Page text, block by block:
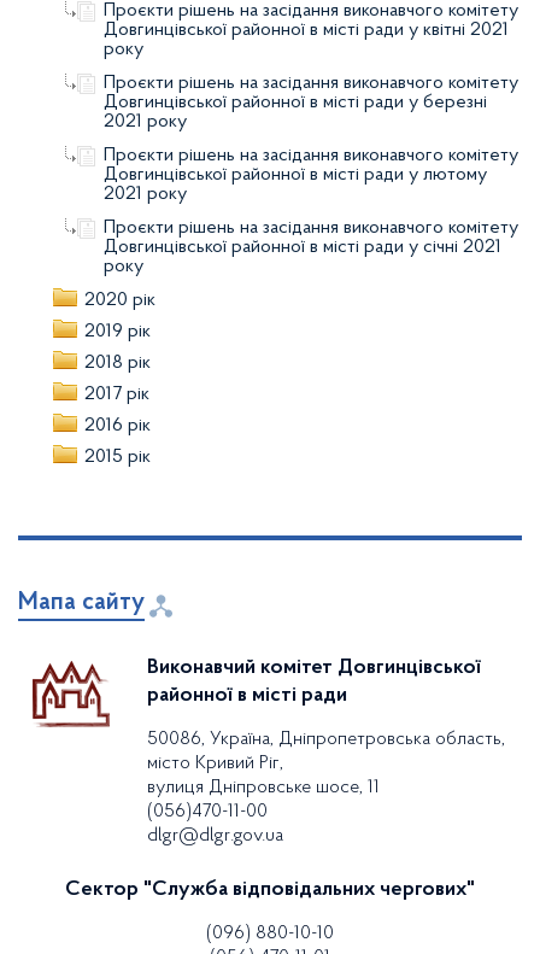
Проєкти рішень на засідання виконавчого комітету
Довгинцівської районної в місті ради у квітні 2021
року
Проєкти рішень на засідання виконавчого комітету
Довгинцівської районної в місті ради у березні
2021 року
Проєкти рішень на засідання виконавчого комітету
Довгинцівської районної в місті ради у лютому
2021 року
Проєкти рішень на засідання виконавчого комітету
Довгинцівської районної в місті ради у січні 2021
року
2020 рік
2019 рік
2018 рік
2017 рік
2016 рік
2015 рік
Мапа сайту
Виконавчий комітет Довгинцівської
районної в місті ради
50086, Україна, Дніпропетровська область,
місто Кривий Ріг,
вулиця Дніпровське шосе, 11
(056)470-11-00
dlgr@dlgr.gov.ua
Сектор "Служба відповідальних чергових"
(096) 880-10-10